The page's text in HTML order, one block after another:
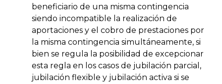
beneficiario de una misma contingencia
siendo incompatible la realización de
aportaciones y el cobro de prestaciones por
la misma contingencia simultáneamente, si
bien se regula la posibilidad de excepcionar
esta regla en los casos de jubilación parcial,
jubilación flexible y jubilación activa si se